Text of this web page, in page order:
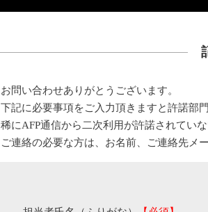
お問い合わせありがとうございます。
下記に必要事項をご入力頂きますと許諾部
稀にAFP通信から二次利用が許諾されてい
ご連絡の必要な方は、お名前、ご連絡先メ